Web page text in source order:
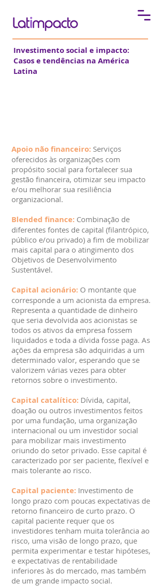
Investimento social e impacto:
Casos e tendências na América
Latina
Apoio não financeiro: Serviços
oferecidos às organizações com
propósito social para fortalecer sua
gestão financeira, otimizar seu impacto
e/ou melhorar sua resiliência
organizacional.
Blended finance: Combinação de
diferentes fontes de capital (filantrópico,
público e/ou privado) a fim de mobilizar
mais capital para o atingimento dos
Objetivos de Desenvolvimento
Sustentável.
Capital acionário: O montante que
corresponde a um acionista da empresa.
Representa a quantidade de dinheiro
que seria devolvida aos acionistas se
todos os ativos da empresa fossem
liquidados e toda a dívida fosse paga. As
ações da empresa são adquiridas a um
determinado valor, esperando que se
valorizem várias vezes para obter
retornos sobre o investimento.
Capital catalítico: Dívida, capital,
doação ou outros investimentos feitos
por uma fundação, uma organização
internacional ou um investidor social
para mobilizar mais investimento
oriundo do setor privado. Esse capital é
caracterizado por ser paciente, flexível e
mais tolerante ao risco.
Capital paciente: Investimento de
longo prazo com poucas expectativas de
retorno financeiro de curto prazo. O
capital paciente requer que os
investidores tenham muita tolerância ao
risco, uma visão de longo prazo, que
permita experimentar e testar hipóteses,
e expectativas de rentabilidade
inferiores às do mercado, mas também
de um grande impacto social.